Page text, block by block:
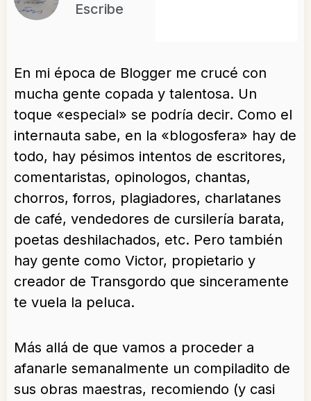
Escribe
En mi época de Blogger me crucé con
mucha gente copada y talentosa. Un
toque «especial» se podría decir. Como el
internauta sabe, en la «blogosfera» hay de
todo, hay pésimos intentos de escritores,
comentaristas, opinologos, chantas,
chorros, forros, plagiadores, charlatanes
de café, vendedores de cursilería barata,
poetas deshilachados, etc. Pero también
hay gente como Victor, propietario y
creador de Transgordo que sinceramente
te vuela la peluca.
Más allá de que vamos a proceder a
afanarle semanalmente un compiladito de
sus obras maestras, recomiendo (y casi